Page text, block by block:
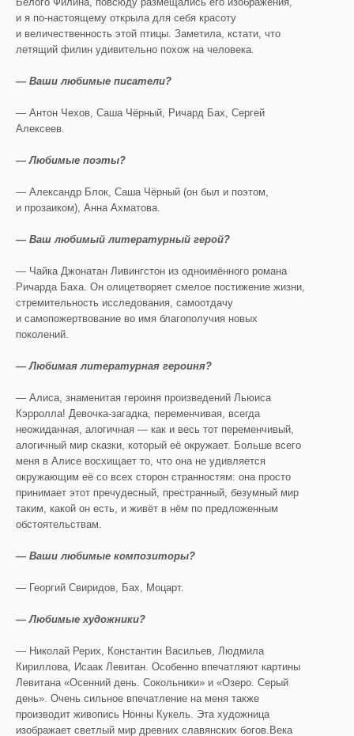
и я по-настоящему открыла для себя красоту
и величественность этой птицы. Заметила, кстати, что
летящий филин удивительно похож на человека.
— Ваши любимые писатели?
— Антон Чехов, Саша Чёрный, Ричард Бах, Сергей
Алексеев.
— Любимые поэты?
— Александр Блок, Саша Чёрный (он был и поэтом,
и прозаиком), Анна Ахматова.
— Ваш любимый литературный герой?
— Чайка Джонатан Ливингстон из одноимённого романа
Ричарда Баха. Он олицетворяет смелое постижение жизни,
стремительность исследования, самоотдачу
и самопожертвование во имя благополучия новых
поколений.
— Любимая литературная героиня?
— Алиса, знаменитая героиня произведений Льюиса
Кэрролла! Девочка-загадка, переменчивая, всегда
неожиданная, алогичная — как и весь тот переменчивый,
алогичный мир сказки, который её окружает. Больше всего
меня в Алисе восхищает то, что она не удивляется
окружающим её со всех сторон странностям: она просто
принимает этот пречудесный, престранный, безумный мир
таким, какой он есть, и живёт в нём по предложенным
обстоятельствам.
— Ваши любимые композиторы?
— Георгий Свиридов, Бах, Моцарт.
— Любимые художники?
— Николай Рерих, Константин Васильев, Людмила
Кириллова, Исаак Левитан. Особенно впечатляют картины
Левитана «Осенний день. Сокольники» и «Озеро. Серый
день». Очень сильное впечатление на меня также
производит живопись Нонны Кукель. Эта художница
изображает светлый мир древних славянских богов.Века